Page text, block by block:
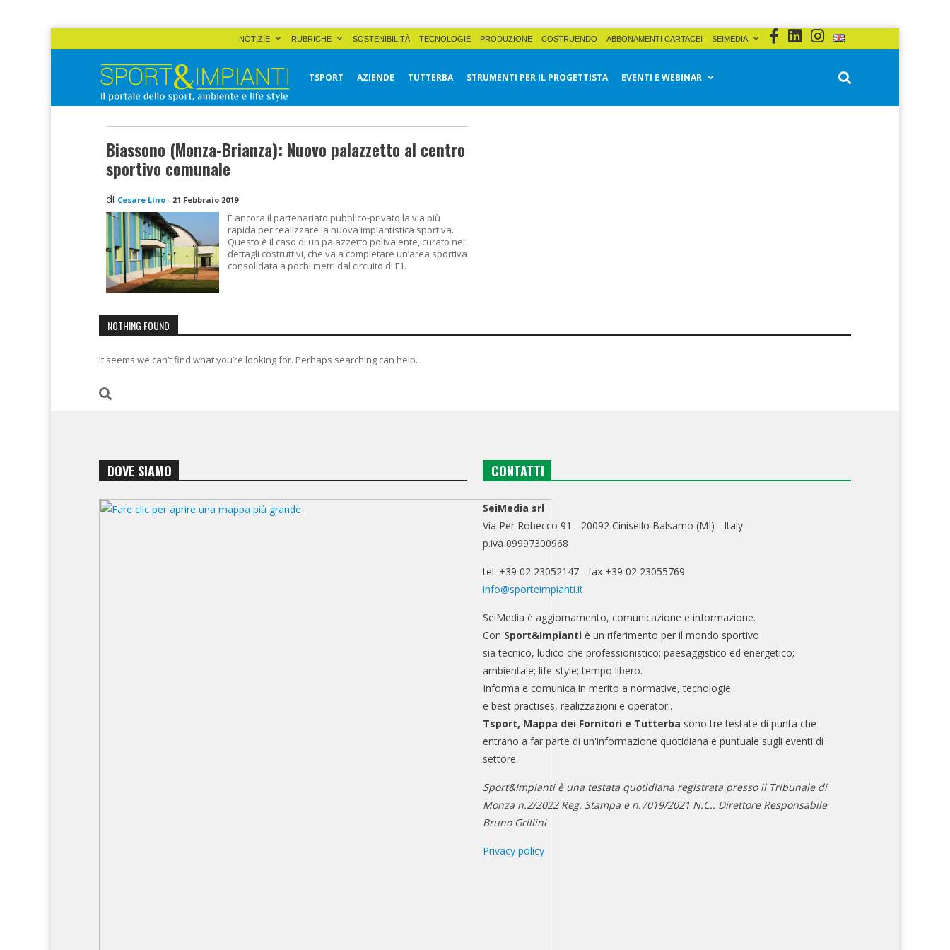
NOTIZIE RUBRICHE SOSTENIBILITÀ TECNOLOGIE PRODUZIONE COSTRUENDO ABBONAMENTI CARTACEI SEIMEDIA
Sport&Impianti
TSPORT AZIENDE TUTTERBA STRUMENTI PER IL PROGETTISTA EVENTI E WEBINAR
Biassono (Monza-Brianza): Nuovo palazzetto al centro
sportivo comunale
di Cesare Lino - 21 Febbraio 2019
È ancora il partenariato pubblico-privato la via più
rapida per realizzare la nuova impiantistica sportiva.
Questo è il caso di un palazzetto polivalente, curato nei
dettagli costruttivi, che va a completare un’area sportiva
consolidata a pochi metri dal circuito di F1.
NOTHING FOUND
It seems we can’t find what you’re looking for. Perhaps searching can help.
DOVE SIAMO CONTATTI
SeiMedia srl
Via Per Robecco 91 - 20092 Cinisello Balsamo (MI) - Italy
p.iva 09997300968
tel. +39 02 23052147 - fax +39 02 23055769
info@sporteimpianti.it
SeiMedia è aggiornamento, comunicazione e informazione.
Con Sport&Impianti è un riferimento per il mondo sportivo
sia tecnico, ludico che professionistico; paesaggistico ed energetico;
ambientale; life-style; tempo libero.
Informa e comunica in merito a normative, tecnologie
e best practises, realizzazioni e operatori.
Tsport, Mappa dei Fornitori e Tutterba sono tre testate di punta che
entrano a far parte di un'informazione quotidiana e puntuale sugli eventi di
settore.
Sport&Impianti è una testata quotidiana registrata presso il Tribunale di
Monza n.2/2022 Reg. Stampa e n.7019/2021 N.C.. Direttore Responsabile
Bruno Grillini
Privacy policy